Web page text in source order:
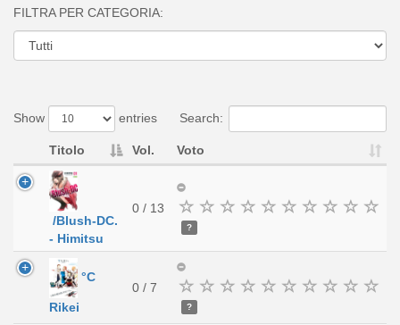
FILTRA PER CATEGORIA:
Show entries Search:
Titolo Vol. Voto
/Blush-DC.
- Himitsu
0 / 13
?
°C
Rikei
0 / 7
?